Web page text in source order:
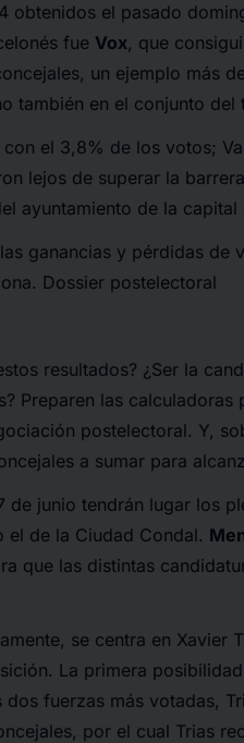
obtenidos el pasado
fue Vox, que
un ejemplo más
también en el conjunto del
con el 3,8% de los votos;
lejos de superar la
ayuntamiento de la capital
ganancias y pérdidas de
Dossier postelectoral
resultados? ¿Ser la
Preparen las
postelectoral. Y,
a sumar para
de junio tendrán lugar los
el de la Ciudad Condal.
que las distintas
se centra en Xavier
La primera
fuerzas más votadas,
por el cual Trias